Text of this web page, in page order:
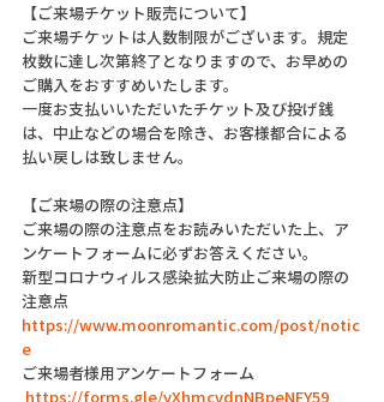
【ご来場チケット販売について】
ご来場チケットは人数制限がございます。規定
枚数に達し次第終了となりますので、お早めの
ご購入をおすすめいたします。
一度お支払いいただいたチケット及び投げ銭
は、中止などの場合を除き、お客様都合による
払い戻しは致しません。
【ご来場の際の注意点】
ご来場の際の注意点をお読みいただいた上、ア
ンケートフォームに必ずお答えください。
新型コロナウィルス感染拡大防止ご来場の際の
注意点
https://www.moonromantic.com/post/notic
e
ご来場者様用アンケートフォーム
https://forms.gle/yXhmcvdnNBpeNFY59